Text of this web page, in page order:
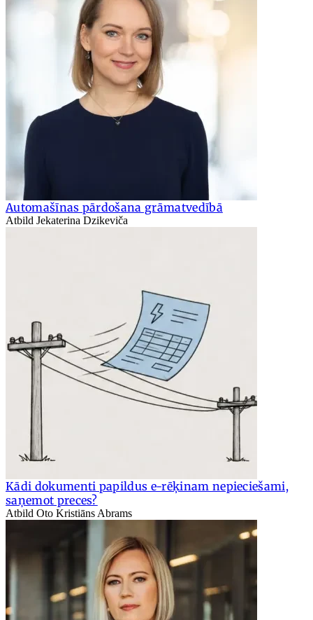
Automašīnas pārdošana grāmatvedībā
Atbild Jekaterina Dzikeviča
Kādi dokumenti papildus e-rēķinam nepieciešami,
saņemot preces?
Atbild Oto Kristiāns Abrams